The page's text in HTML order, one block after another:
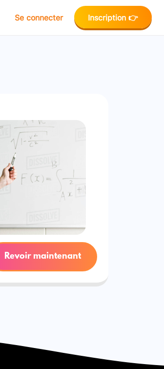
Se connecter Inscription 👉
Revoir maintenant